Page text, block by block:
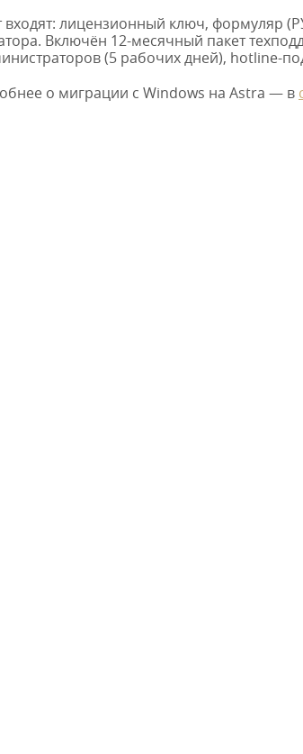
входят: лицензионный ключ, формуляр
Включён 12-месячный пакет
(5 рабочих дней), hotline-
о миграции с Windows на Astra — в